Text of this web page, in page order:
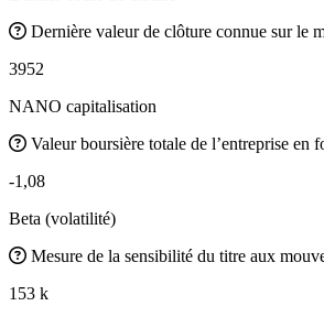
Dernière valeur de clôture connue sur le
3952
NANO capitalisation
Valeur boursière totale de l’entreprise en
-1,08
Beta (volatilité)
Mesure de la sensibilité du titre aux
153 k